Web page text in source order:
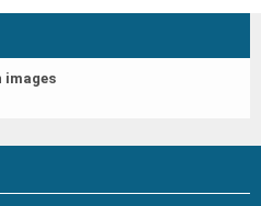
images